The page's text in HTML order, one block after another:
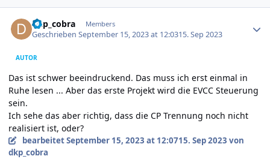
dkp_cobra Members
GeschriebenSeptember 15, 2023 at 12:0315. Sep 2023
AUTOR
Das ist schwer beeindruckend. Das muss ich erst einmal in
Ruhe lesen ... Aber das erste Projekt wird die EVCC Steuerung
sein.
Ich sehe das aber richtig, dass die CP Trennung noch nicht
realisiert ist, oder?
bearbeitetSeptember 15, 2023 at 12:0715. Sep 2023 von
dkp_cobra